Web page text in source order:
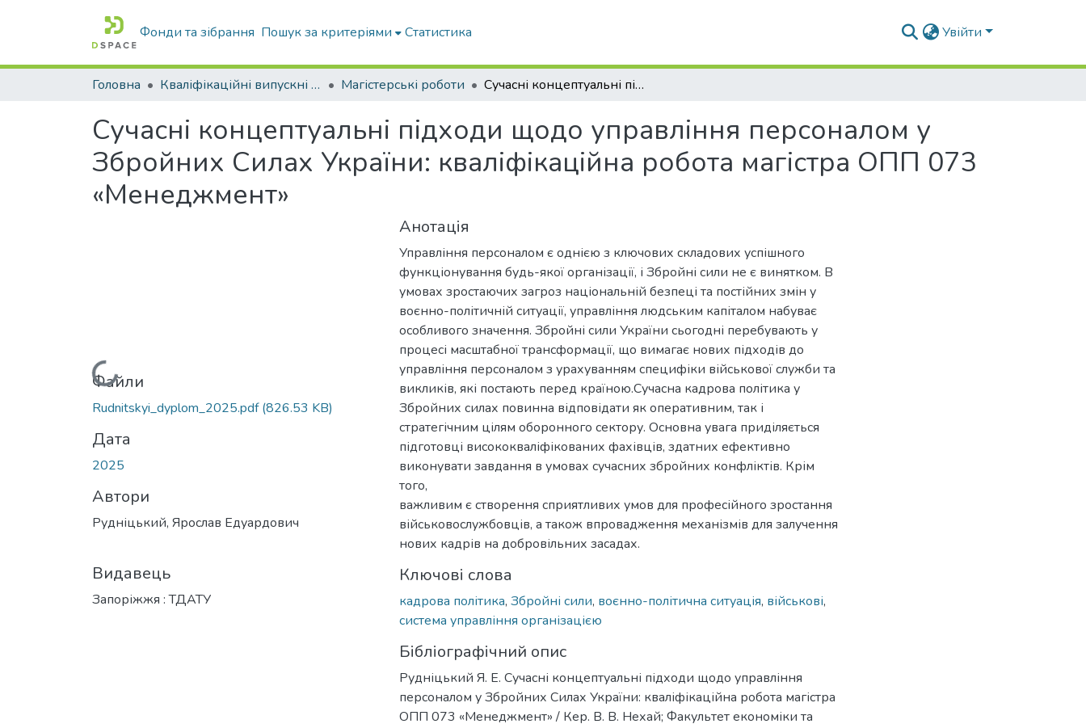
Фонди та зібрання Пошук за критеріями Статистика Увійти
Головна Кваліфікаційні випускні роботи бакалаврів і магістрів Магістерські роботи Сучасні концептуальні підходи щодо управління персоналом у Збройних Силах України: кваліфікаційна робота магістра ОПП 073 «Менеджмент»
Сучасні концептуальні підходи щодо управління персоналом у
Збройних Силах України: кваліфікаційна робота магістра ОПП 073
«Менеджмент»
Вантажиться...
Файли
Rudnitskyi_dyplom_2025.pdf(826.53 KB)
Дата
2025
Автори
Рудніцький, Ярослав Едуардович
Видавець
Запоріжжя : ТДАТУ
Анотація
Управління персоналом є однією з ключових складових успішного
функціонування будь-якої організації, і Збройні сили не є винятком. В
умовах зростаючих загроз національній безпеці та постійних змін у
воєнно-політичній ситуації, управління людським капіталом набуває
особливого значення. Збройні сили України сьогодні перебувають у
процесі масштабної трансформації, що вимагає нових підходів до
управління персоналом з урахуванням специфіки військової служби та
викликів, які постають перед країною.Сучасна кадрова політика у
Збройних силах повинна відповідати як оперативним, так і
стратегічним цілям оборонного сектору. Основна увага приділяється
підготовці висококваліфікованих фахівців, здатних ефективно
виконувати завдання в умовах сучасних збройних конфліктів. Крім
того,
важливим є створення сприятливих умов для професійного зростання
військовослужбовців, а також впровадження механізмів для залучення
нових кадрів на добровільних засадах.
Ключові слова
кадрова політика, Збройні сили, воєнно-політична ситуація, військові,
система управління організацією
Бібліографічний опис
Рудніцький Я. Е. Сучасні концептуальні підходи щодо управління
персоналом у Збройних Силах України: кваліфікаційна робота магістра
ОПП 073 «Менеджмент» / Кер. В. В. Нехай; Факультет економіки та